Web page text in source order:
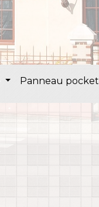
Panneau pocket